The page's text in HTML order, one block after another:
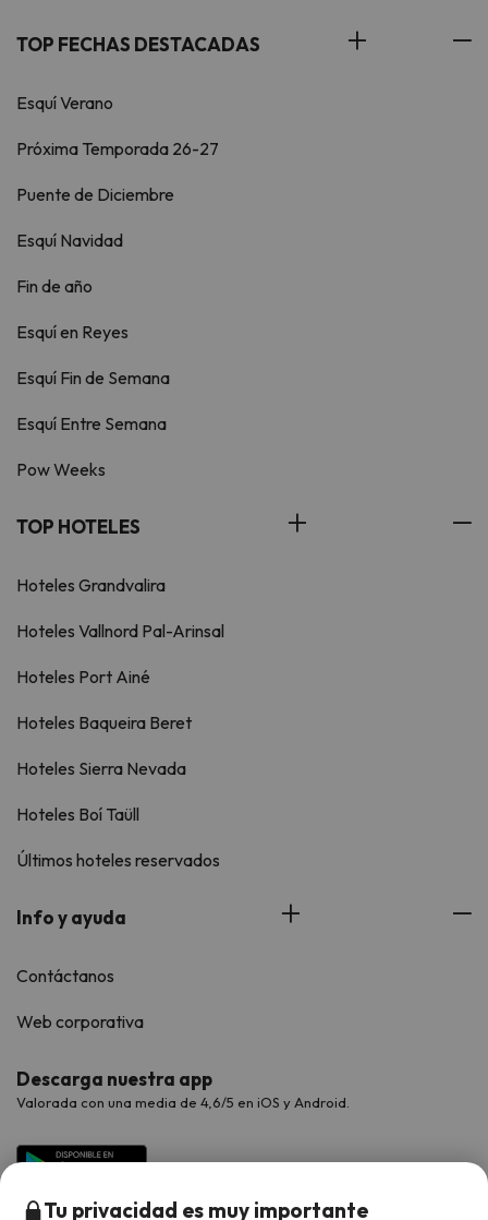
TOP FECHAS DESTACADAS
Esquí Verano
Próxima Temporada 26-27
Puente de Diciembre
Esquí Navidad
Fin de año
Esquí en Reyes
Esquí Fin de Semana
Esquí Entre Semana
Pow Weeks
TOP HOTELES
Hoteles Grandvalira
Hoteles Vallnord Pal-Arinsal
Hoteles Port Ainé
Hoteles Baqueira Beret
Hoteles Sierra Nevada
Hoteles Boí Taüll
Últimos hoteles reservados
Info y ayuda
Contáctanos
Web corporativa
Descarga nuestra app
Valorada con una media de 4,6/5 en iOS y Android.
Tu privacidad es muy importante